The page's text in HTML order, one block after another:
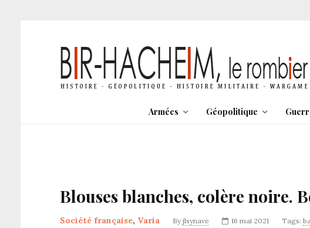
Armées Géopolitique
Blouses blanches, colère noire.
Société française, Varia By jlsynave 16 mai 2021 Tags: